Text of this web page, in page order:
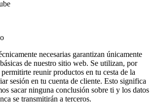
necesarias garantizan únicamente
de nuestro sitio web. Se utilizan, por
reunir productos en tu cesta de la
sesión en tu cuenta de cliente. Esto significa
sacar ninguna conclusión sobre ti y los datos
se transmitirán a terceros.